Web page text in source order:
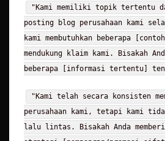
"Kami memiliki topik tertentu
posting blog perusahaan kami
kami membutuhkan beberapa
mendukung klaim kami. Bisakah
beberapa [informasi tertentu]
"Kami telah secara konsisten
perusahaan kami, tetapi kami
lalu lintas. Bisakah Anda